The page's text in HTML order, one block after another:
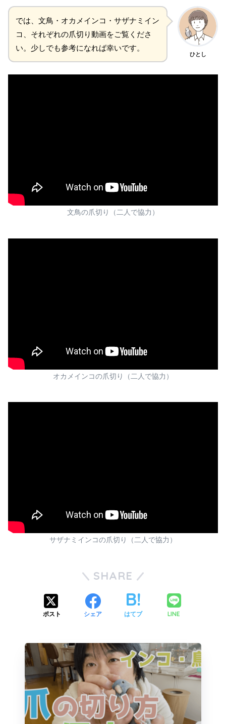
では、文鳥・オカメインコ・サザナミイン
コ、それぞれの爪切り動画をご覧くださ
い。少しでも参考になれば幸いです。
ひとし
文鳥の爪切り（二人で協力）
オカメインコの爪切り（二人で協力）
サザナミインコの爪切り（二人で協力）
SHARE
ポスト シェア はてブ LINE